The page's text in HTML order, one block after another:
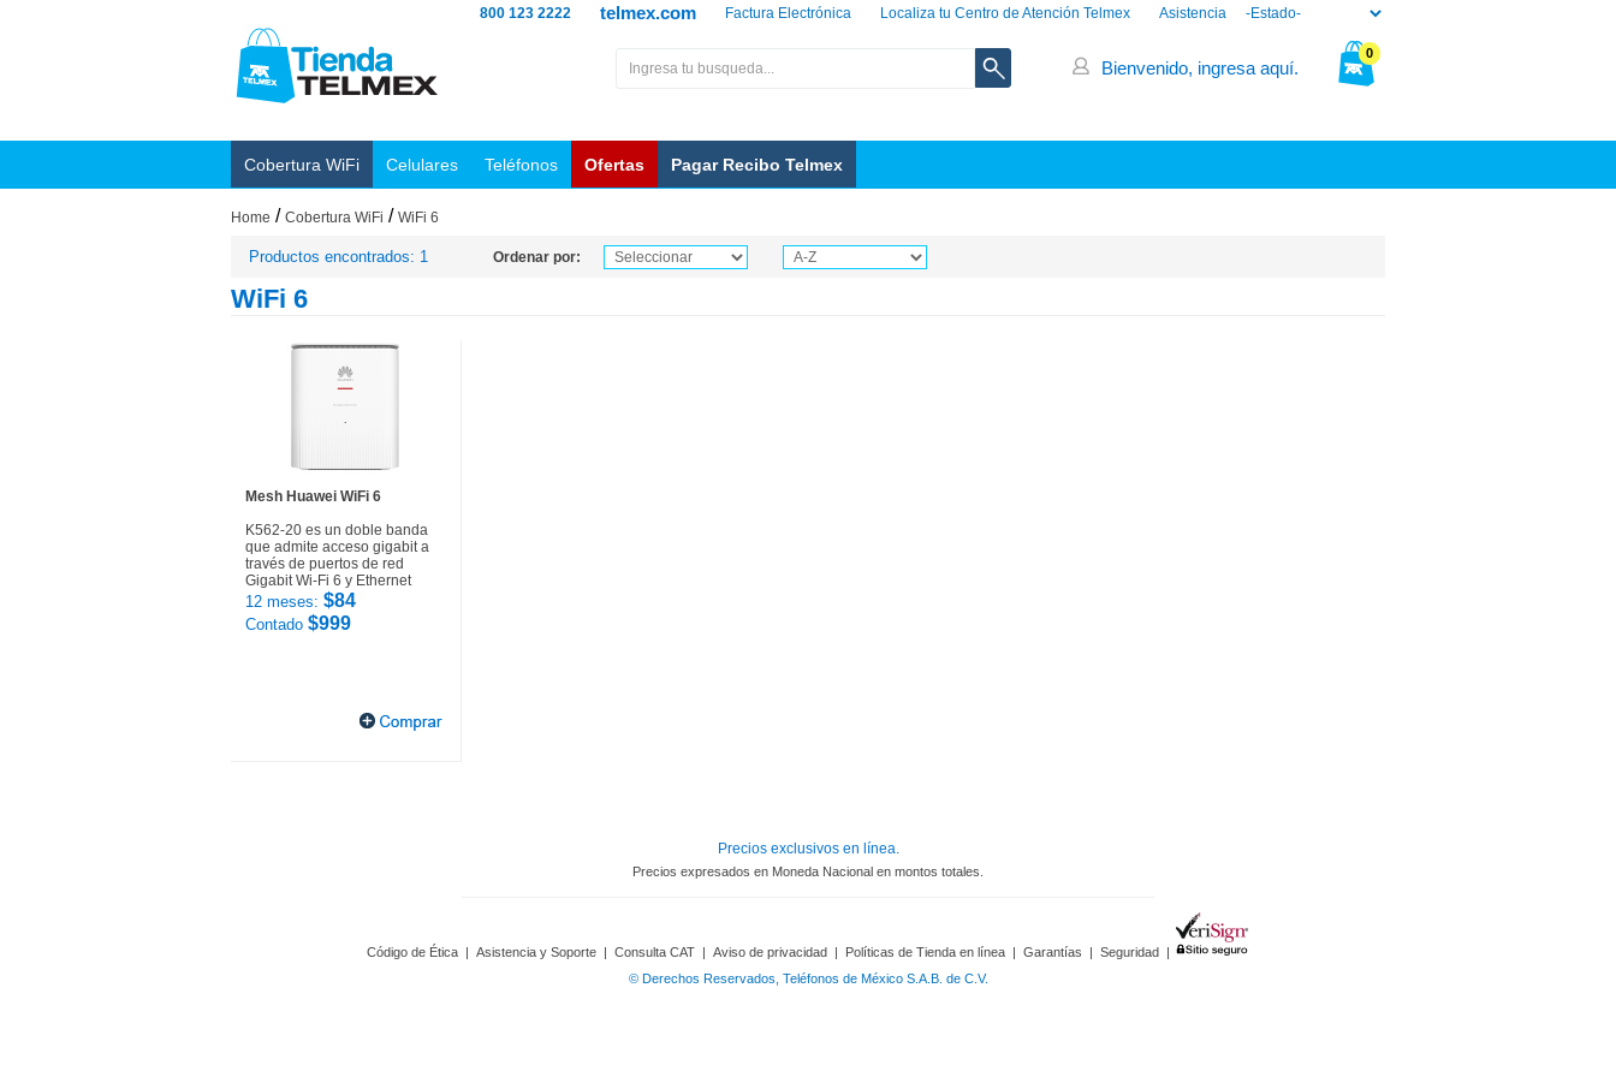
Asistencia
Localiza tu Centro de Atención Telmex
Factura Electrónica
telmex.com
800 123 2222
0
Bienvenido, ingresa aquí.
Cobertura WiFi Celulares Teléfonos Ofertas Pagar Recibo Telmex
Home / Cobertura WiFi / WiFi 6
Productos encontrados: 1 Ordenar por:
WiFi 6
Mesh Huawei WiFi 6
K562-20 es un doble banda
que admite acceso gigabit a
través de puertos de red
Gigabit Wi-Fi 6 y Ethernet
12 meses: $84
Contado $999
Precios exclusivos en línea.
Precios expresados en Moneda Nacional en montos totales.
Código de Ética | Asistencia y Soporte | Consulta CAT | Aviso de privacidad | Políticas de Tienda en línea | Garantías | Seguridad |
© Derechos Reservados, Teléfonos de México S.A.B. de C.V.